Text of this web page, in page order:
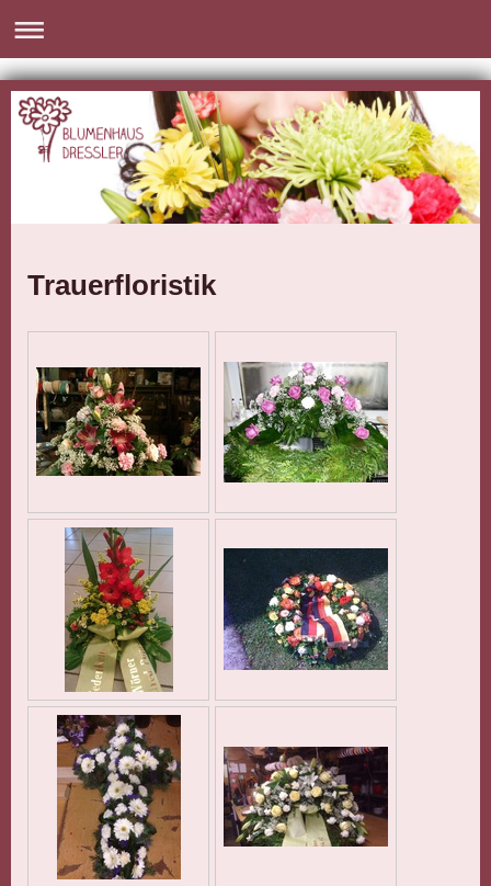
Trauerfloristik